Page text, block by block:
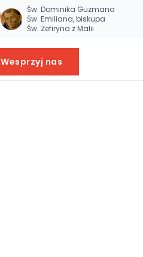
Św. Dominika Guzmana
Św. Emiliana, biskupa
Św. Zefiryna z Malii
Wesprzyj nas